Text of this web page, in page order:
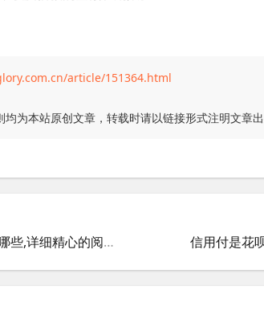
article/151364.html
为本站原创文章，转载时请以链接形式注明文章出
欠佰仟金融钱要还吗,还款方式有哪些,详细精心的阅读！ 信用付是花